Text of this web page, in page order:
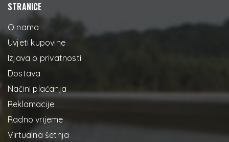
STRANICE
O nama
Uvjeti kupovine
Izjava o privatnosti
Dostava
Načini plaćanja
Reklamacije
Radno vrijeme
Virtualna šetnja